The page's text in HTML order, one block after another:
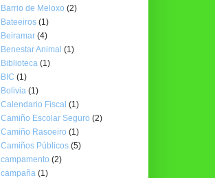
Barrio de Meloxo (2)
Bateeiros (1)
Beiramar (4)
Benestar Animal (1)
Biblioteca (1)
BIC (1)
Bolivia (1)
Calendario Fiscal (1)
Camiño Escolar Seguro (2)
Camiño Rasoeiro (1)
Camiños Públicos (5)
campamento (2)
campaña (1)